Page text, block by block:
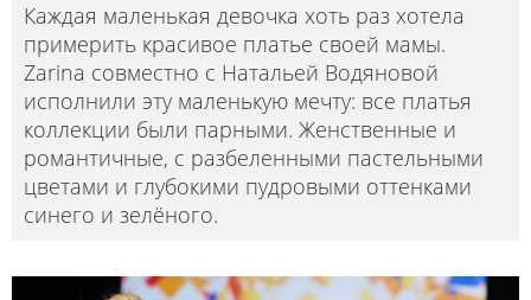
Каждая маленькая девочка хоть раз хотела
примерить красивое платье своей мамы.
Zarina совместно с Натальей Водяновой
исполнили эту маленькую мечту: все платья
коллекции были парными. Женственные и
романтичные, с разбеленными пастельными
цветами и глубокими пудровыми оттенками
синего и зелёного.